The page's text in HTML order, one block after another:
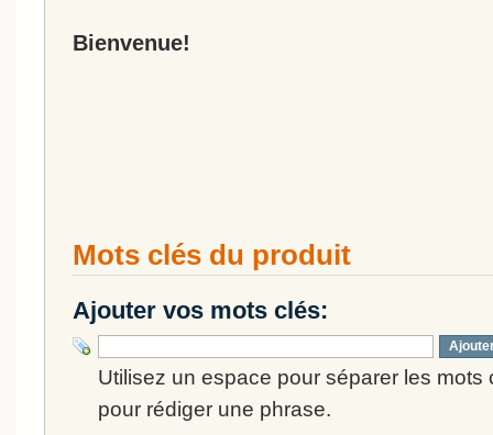
Bienvenue!
Mots clés du produit
Ajouter vos mots clés:
Utilisez un espace pour séparer les mots
pour rédiger une phrase.